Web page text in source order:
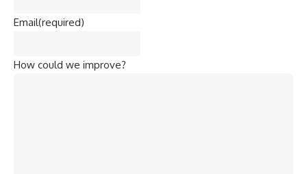
Email(required)
How could we improve?